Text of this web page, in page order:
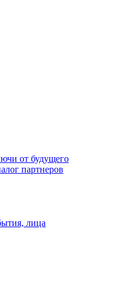
от будущего
партнеров
лица